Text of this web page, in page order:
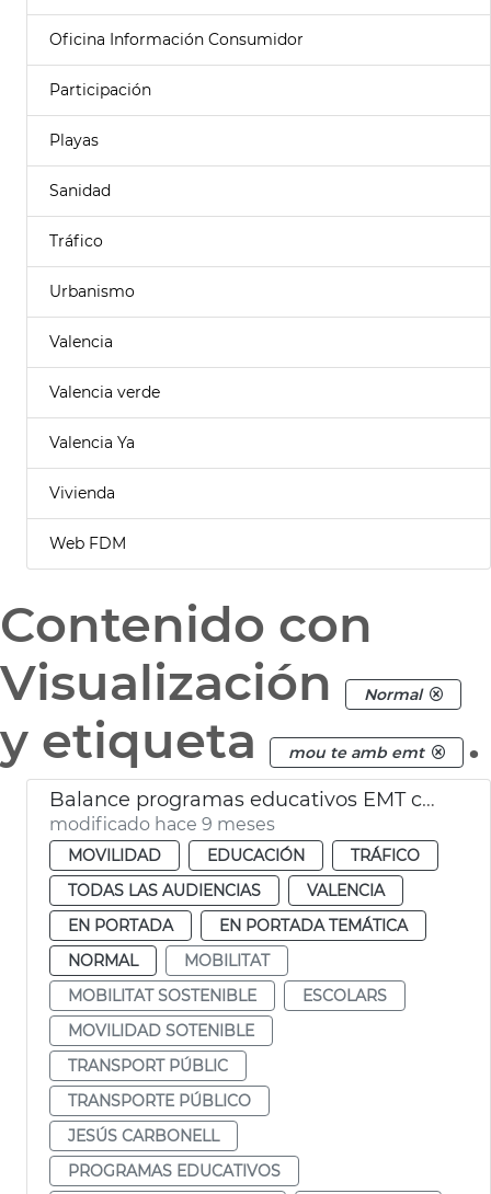
Oficina Información Consumidor
Participación
Playas
Sanidad
Tráfico
Urbanismo
Valencia
Valencia verde
Valencia Ya
Vivienda
Web FDM
Contenido con
Visualización
Normal
y etiqueta mou te amb emt .
Balance programas educativos EMT curso 2024-25
modificado hace 9 meses
MOVILIDAD EDUCACIÓN
TRÁFICO
TODAS LAS AUDIENCIAS
VALENCIA
EN PORTADA
EN PORTADA TEMÁTICA
NORMAL
MOBILITAT
MOBILITAT SOSTENIBLE
ESCOLARS
MOVILIDAD SOTENIBLE
TRANSPORT PÚBLIC
TRANSPORTE PÚBLICO
JESÚS CARBONELL
PROGRAMAS EDUCATIVOS